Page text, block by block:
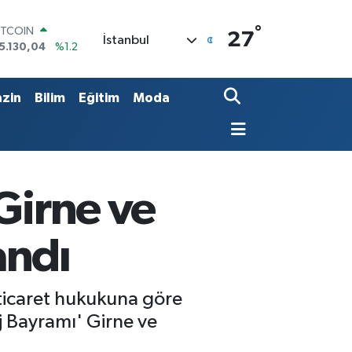
%0.17
%0.27
%1.2
İstanbul 27°
Bilim Eğitim Moda
ve
hukukuna göre
Girne ve